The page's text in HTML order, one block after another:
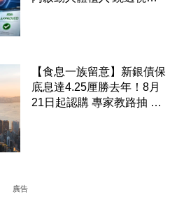
【食息一族留意】新銀債保
底息達4.25厘勝去年！8月
21日起認購 專家教路抽 20
廣告